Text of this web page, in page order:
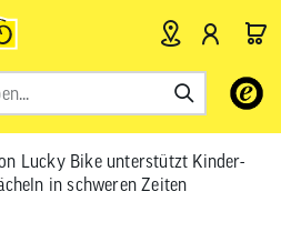
Verwende
Pfeile
nach
Lucky Bike unterstützt Kinder-
in schweren Zeiten